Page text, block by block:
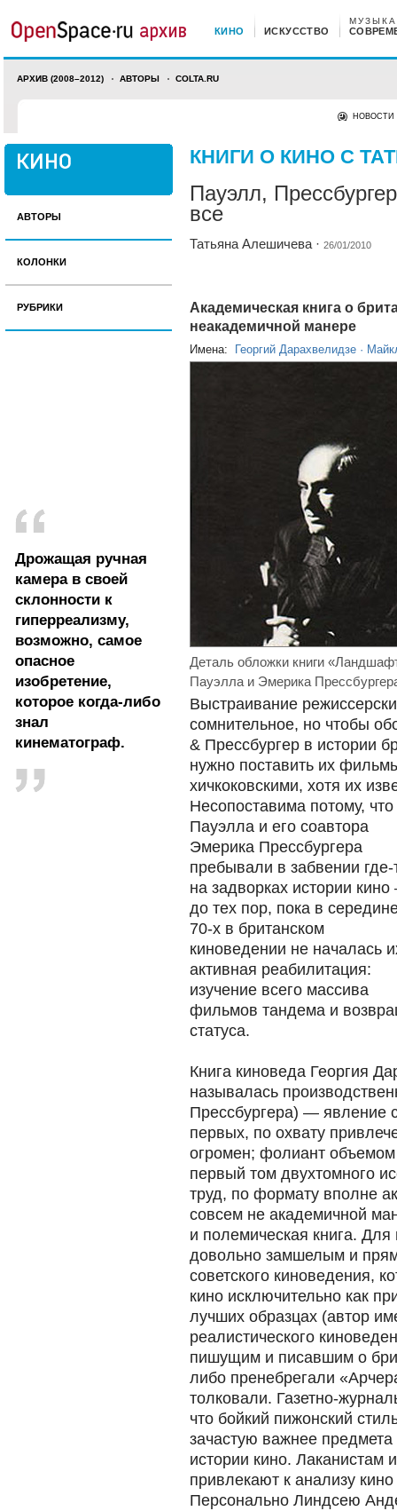
КИНО ИСКУССТВО
МУЗЫКА
АРХИВ (2008–2012) АВТОРЫ COLTA.RU
НОВОСТИ
АВТОРЫ
КОЛОНКИ
РУБРИКИ
Дрожащая ручная
камера в своей
склонности к
гиперреализму,
возможно, самое
опасное
изобретение,
которое когда-либо
знал
кинематограф.
КНИГИ О КИНО С
Пауэлл,
все
Татьяна Алешичева · 26/01/2010
Академическая книга о
неакадемичной манере
Имена: Георгий Дарахвелидзе ·
Деталь обложки книги
Пауэлла и Эмерика
Выстраивание
сомнительное, но чтобы
& Прессбургер в истории
нужно поставить их
хичкоковскими, хотя их
Несопоставима потому,
Пауэлла и его соавтора
Эмерика Прессбургера
пребывали в забвении где-
на задворках истории
до тех пор, пока в
70-х в британском
киноведении не началась
активная реабилитация:
изучение всего массива
фильмов тандема и
статуса.
Книга киноведа Георгия
называлась
Прессбургера) — явление
первых, по охвату
огромен; фолиант
первый том двухтомного
труд, по формату вполне
совсем не академичной
и полемическая книга. Для
довольно замшелым и
советского киноведения,
кино исключительно как
лучших образцах (автор
реалистического
пишущим и писавшим о
либо пренебрегали
толковали. Газетно-
что бойкий пижонский
зачастую важнее
истории кино. Лаканистам
привлекают к анализу
Персонально Линдсею